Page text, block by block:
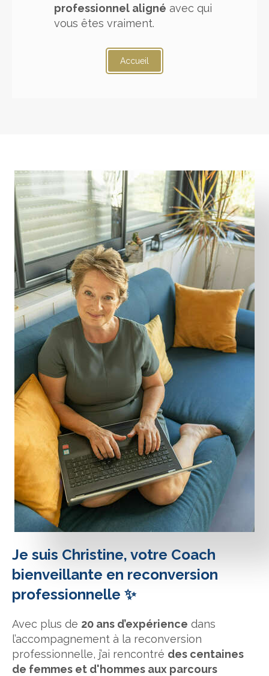
professionnel aligné avec qui
vous êtes vraiment.
Accueil
Je suis Christine, votre Coach
bienveillante en reconversion
professionnelle ✨
Avec plus de 20 ans d’expérience dans
l’accompagnement à la reconversion
professionnelle, j’ai rencontré des centaines
de femmes et d'hommes aux parcours